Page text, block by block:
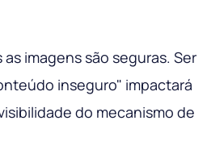
imagens são seguras. Ser
inseguro" impactará
do mecanismo de